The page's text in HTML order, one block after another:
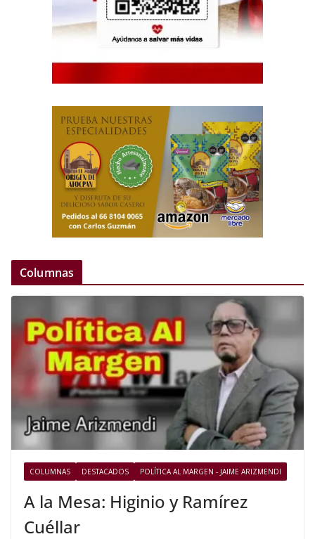
Columnas
COLUMNAS DESTACADOS POLÍTICA AL MARGEN - JAIME ARIZMENDI
A la Mesa: Higinio y Ramírez
Cuéllar